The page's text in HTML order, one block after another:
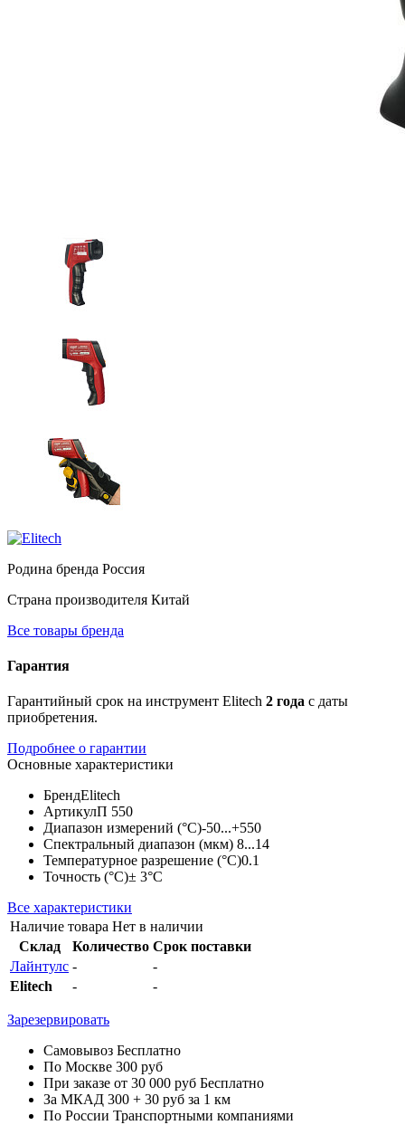
Родина бренда Россия
Страна производителя Китай
Все товары бренда
Гарантия
Гарантийный срок на инструмент Elitech 2 года с даты
приобретения.
Подробнее о гарантии
Основные характеристики
БрендElitech
АртикулП 550
Диапазон измерений (°С)-50...+550
Спектральный диапазон (мкм) 8...14
Температурное разрешение (°С)0.1
Точность (°С)± 3°С
Все характеристики
Наличие товара Нет в наличии
Склад
Количество Срок поставки
Лайнтулс -
-
Elitech
- -
Зарезервировать
Самовывоз Бесплатно
По Москве 300 руб
При заказе от 30 000 руб Бесплатно
За МКАД 300 + 30 руб за 1 км
По России Транспортными компаниями